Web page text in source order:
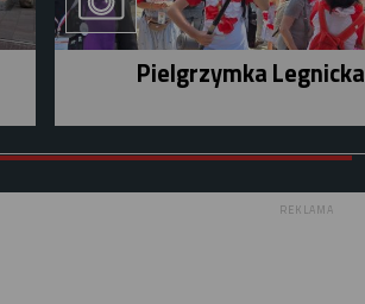
Pielgrzymka Legnicka
REKLAMA